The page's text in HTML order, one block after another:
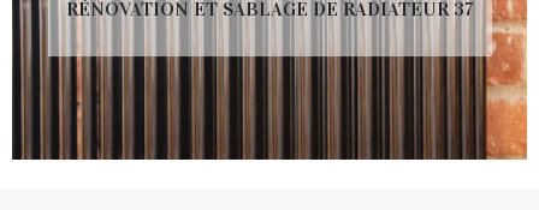
RÉNOVATION ET SABLAGE DE RADIATEUR 37